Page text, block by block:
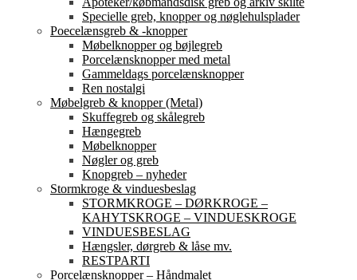
Specielle greb, knopper og nøglehulsplader
Poecelænsgreb & -knopper
Møbelknopper og bøjlegreb
Porcelænsknopper med metal
Gammeldags porcelænsknopper
Ren nostalgi
Møbelgreb & knopper (Metal)
Skuffegreb og skålegreb
Hængegreb
Møbelknopper
Nøgler og greb
Knopgreb – nyheder
Stormkroge & vinduesbeslag
STORMKROGE – DØRKROGE –
KAHYTSKROGE – VINDUESKROGE
VINDUESBESLAG
Hængsler, dørgreb & låse mv.
RESTPARTI
Porcelænsknopper – Håndmalet